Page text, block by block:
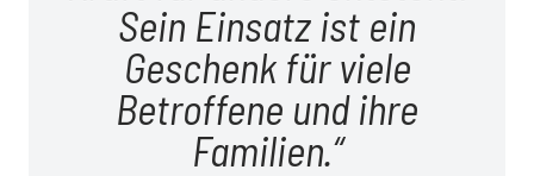
Sein Einsatz ist ein
Geschenk für viele
Betroffene und ihre
Familien.